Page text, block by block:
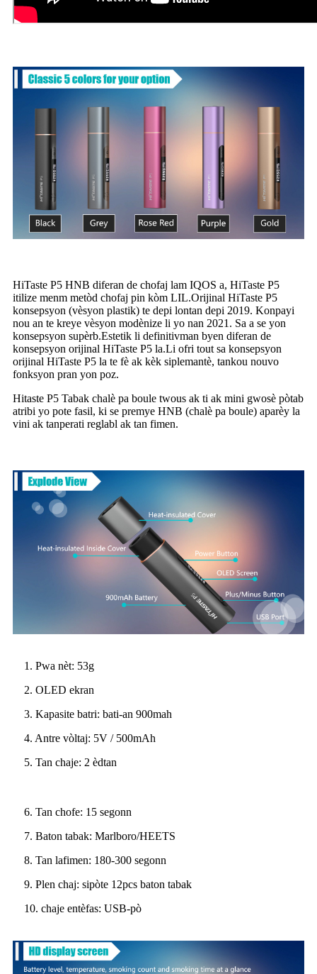
HiTaste P5 HNB diferan de chofaj lam IQOS a, HiTaste P5
itilize menm metòd chofaj pin kòm LIL.Orijinal HiTaste P5
konsepsyon (vèsyon plastik) te depi lontan depi 2019. Konpayi
nou an te kreye vèsyon modènize li yo nan 2021. Sa a se yon
konsepsyon supèrb.Estetik li definitivman byen diferan de
konsepsyon orijinal HiTaste P5 la.Li ofri tout sa konsepsyon
orijinal HiTaste P5 la te fè ak kèk siplemantè, tankou nouvo
fonksyon pran yon poz.
Hitaste P5 Tabak chalè pa boule twous ak ti ak mini gwosè pòtab
atribi yo pote fasil, ki se premye HNB (chalè pa boule) aparèy la
vini ak tanperati reglabl ak tan fimen.
1. Pwa nèt: 53g
2. OLED ekran
3. Kapasite batri: bati-an 900mah
4. Antre vòltaj: 5V / 500mAh
5. Tan chaje: 2 èdtan
6. Tan chofe: 15 segonn
7. Baton tabak: Marlboro/HEETS
8. Tan lafimen: 180-300 segonn
9. Plen chaj: sipòte 12pcs baton tabak
10. chaje entèfas: USB-pò